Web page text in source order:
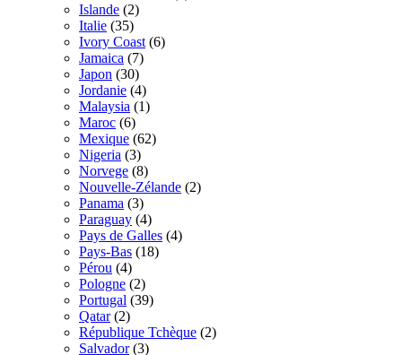
Islande (2)
Italie (35)
Ivory Coast (6)
Jamaica (7)
Japon (30)
Jordanie (4)
Malaysia (1)
Maroc (6)
Mexique (62)
Nigeria (3)
Norvege (8)
Nouvelle-Zélande (2)
Panama (3)
Paraguay (4)
Pays de Galles (4)
Pays-Bas (18)
Pérou (4)
Pologne (2)
Portugal (39)
Qatar (2)
République Tchèque (2)
Salvador (3)